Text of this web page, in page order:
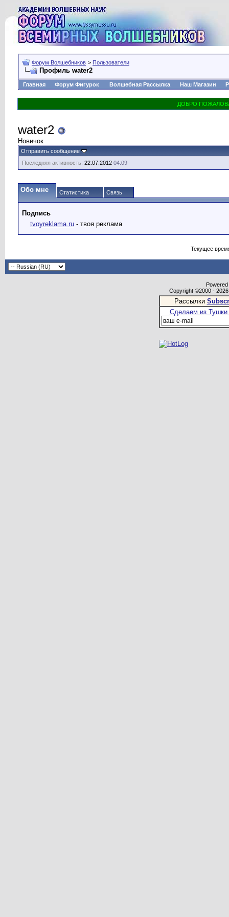
Форум Волшебников > Пользователи
Профиль water2
Главная Форум Фигурок Волшебная Рассылка Наш Магазин
water2
Новичок
Отправить сообщение
Последняя активность: 22.07.2012 04:09
Обо мне Статистика Связь
Подпись
tvoyreklama.ru - твоя реклама
Текущее
Copyright ©2000 -
Рассылки
Сделаем из Тушки